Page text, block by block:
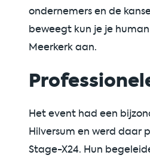
ondernemers en de
beweegt kun je je
Meerkerk aan.
Het event had een
Hilversum en werd daar
Stage-X24. Hun